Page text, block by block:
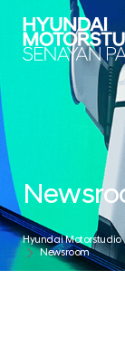
Hyundai Motorstudio
Newsroom